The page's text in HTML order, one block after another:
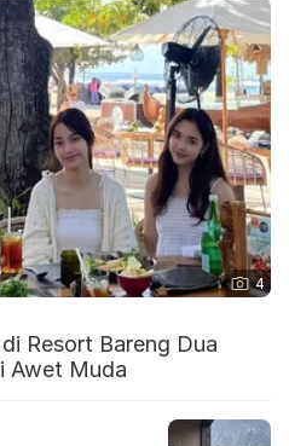
4
Resort Bareng Dua
Awet Muda